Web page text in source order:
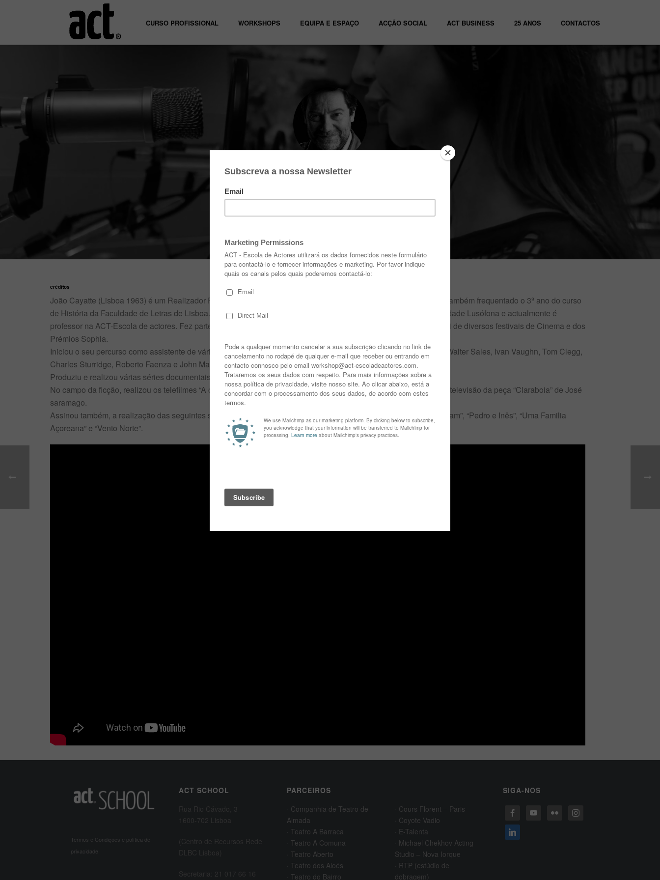
CURSO PROFISSIONAL WORKSHOPS EQUIPA E ESPAÇO ACÇÃO SOCIAL ACT BUSINESS 25 ANOS CONTACTOS
créditos
João Cayatte (Lisboa 1963) é um Realizador Português, formado pela Escola Superior de Teatro e Cinema, tendo também frequentado o 3º ano do curso
de História da Faculdade de Letras de Lisboa. Foi professor da disciplina – Atelier de ficção do 3º ano, na Universidade Lusófona e actualmente é
professor na ACT-Escola de actores. Fez parte da Direcção da Academia Portuguesa de Cinema, e membro do Júri de diversos festivais de Cinema e dos
Prémios Sophia.
Iniciou o seu percurso como assistente de vários Realizadores, entre os quais : Manoel de Oliveira, Claude Miller, Walter Sales, Ivan Vaughn, Tom Clegg,
Charles Sturridge, Roberto Faenza e John Malkovich.
Produziu e realizou várias séries documentais, além de diversos filmes institucionais e de publicidade.
No campo da ficção, realizou os telefilmes “A casa das mulheres” , “Fronteira” de Miguel Torga, e a adaptação para televisão da peça “Claraboia” de José
saramago.
Assinou também, a realização das seguintes séries de época para a RTP 1 : “João Semana”, “Quando os lobos uivam”, “Pedro e Inês”, “Uma Familia
Açoreana” e “Vento Norte”.
Termos e Condições e política de
privacidade
ACT SCHOOL
Rua Rio Cávado, 3
1600-702 Lisboa
(Centro de Recursos Rede
DLBC Lisboa)
Secretaria: 21 017 66 16
PARCEIROS
· Companhia de Teatro de
Almada
· Teatro A Barraca
· Teatro A Comuna
· Teatro Aberto
· Teatro dos Aloés
· Teatro do Bairro
· Cours Florent – Paris
· Coyote Vadio
· E-Talenta
· Michael Chekhov Acting
Studio – Nova Iorque
· RTP (estúdio de
dobragem)
SIGA-NOS